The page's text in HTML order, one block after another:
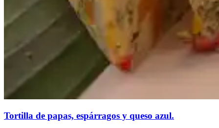
Tortilla de papas, espárragos y queso azul.